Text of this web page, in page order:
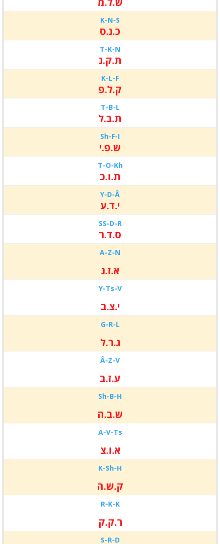
K-N-S
כ.נ.ס
T-K-N
ת.ק.נ
K-L-F
ק.ל.פ
T-B-L
ת.ב.ל
Sh-F-I
ש.פ.י
T-O-Kh
ת.ו.כ
Y-D-Â
י.ד.ע
SS-D-R
ס.ד.ר
A-Z-N
א.ז.נ
Y-Ts-V
י.צ.ב
G-R-L
ג.ר.ל
Â-Z-V
ע.ז.ב
Sh-B-H
ש.ב.ה
A-V-Ts
א.ו.צ
K-Sh-H
ק.ש.ה
R-K-K
ר.ק.ק
S-R-D